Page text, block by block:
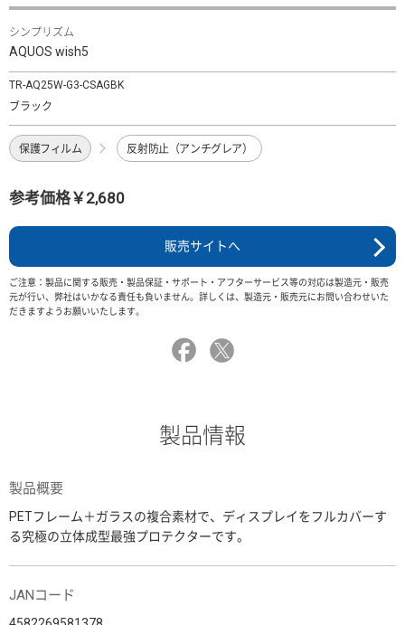
シンプリズム
AQUOS wish5
TR-AQ25W-G3-CSAGBK
ブラック
保護フィルム 反射防止（アンチグレア）
参考価格￥2,680
販売サイトへ
ご注意：製品に関する販売・製品保証・サポート・アフターサービス等の対応は製造元・販売
元が行い、弊社はいかなる責任も負いません。詳しくは、製造元・販売元にお問い合わせいた
だきますようお願いいたします。
製品情報
製品概要
PETフレーム＋ガラスの複合素材で、ディスプレイをフルカバーす
る究極の立体成型最強プロテクターです。
JANコード